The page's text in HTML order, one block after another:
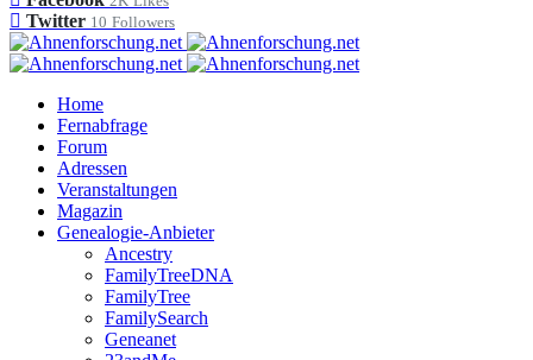
Twitter 10 Followers
Home
Fernabfrage
Forum
Adressen
Veranstaltungen
Magazin
Genealogie-Anbieter
Ancestry
FamilyTreeDNA
FamilyTree
FamilySearch
Geneanet